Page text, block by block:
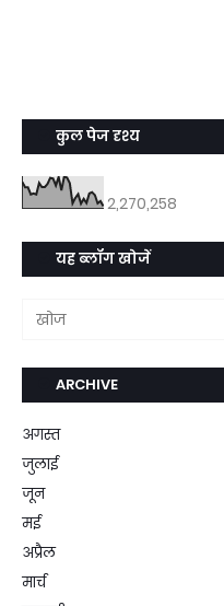
कुल पेज दृश्य
2,270,258
यह ब्लॉग खोजें
ARCHIVE
अगस्त
जुलाई
जून
मई
अप्रैल
मार्च